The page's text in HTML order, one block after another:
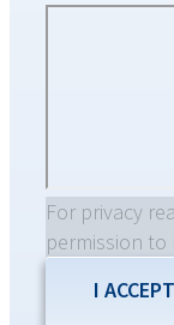
For privacy
permission
I ACCEPT